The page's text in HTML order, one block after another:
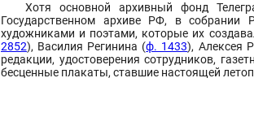
Хотя основной архивный фонд
Государственном архиве РФ, в
художниками и поэтами, которые их
2852), Василия Регинина (ф. 1433), Алексея
редакции, удостоверения сотрудников,
бесценные плакаты, ставшие настоящей